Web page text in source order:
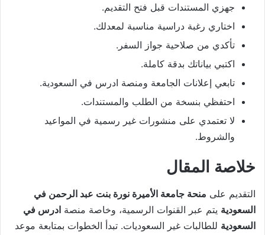
جهزي المستندات قبل فتح التقديم.
اختاري رغبة دراسية مناسبة لمعدلك.
تأكدي من صلاحية جواز السفر.
اكتبي بياناتك بدقة كاملة.
تابعي إعلانات الجامعة ومنصة ادرس في السعودية.
احتفظي بنسخة من الطلب والمستندات.
لا تعتمدي على منشورات غير رسمية في المواعيد
والشروط.
خلاصة المقال
التقديم على منحة جامعة الأميرة نورة بنت عبد الرحمن في
السعودية يتم عبر القنوات الرسمية، وخاصة منصة ادرس في
السعودية للطالبات غير السعوديات. تبدأ الخطوات بمتابعة موعد